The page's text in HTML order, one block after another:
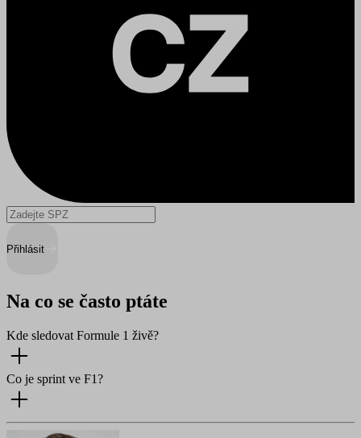
Přihlásit
Na co se často ptáte
Kde sledovat Formule 1 živě?
Co je sprint ve F1?